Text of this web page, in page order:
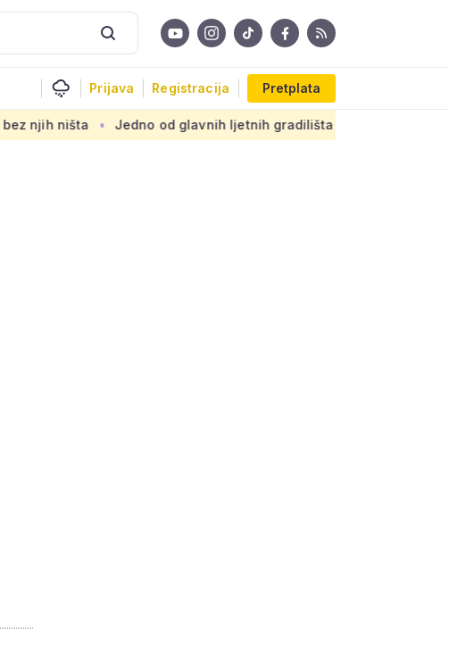
Prijava Registracija Pretplata
Jedno od glavnih ljetnih gradilišta u Zagrebu: Novi armirani